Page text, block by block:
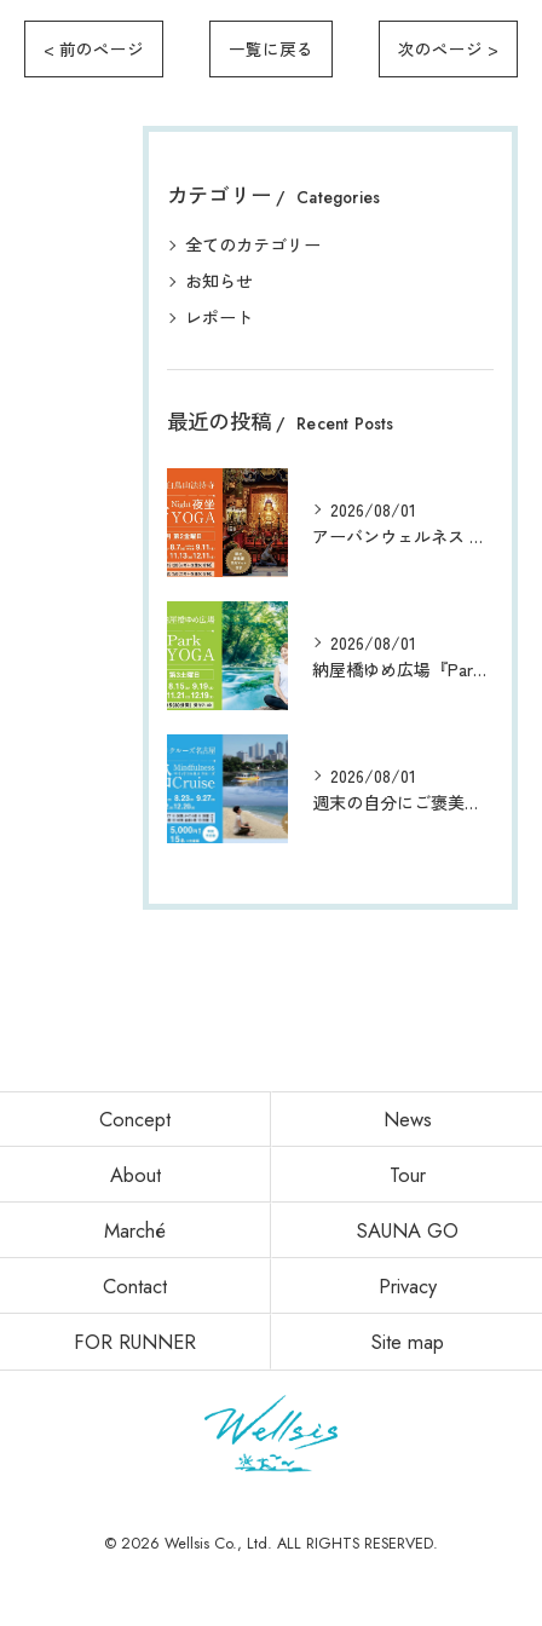
< 前のページ 一覧に戻る 次のページ >
カテゴリー
Categories
全てのカテゴリー
お知らせ
レポート
最近の投稿 Recent Posts
2026/08/01
アーバンウェルネス 都会のオアシス® 白鳥山法持寺 『Night夜坐 寺YOGA』
2026/08/01
納屋橋ゆめ広場『Park朝YOGA』
2026/08/01
週末の自分にご褒美を 〜五感でリフレッシュする都会のオアシス®︎ 船 | 『マインドフルネスクルーズ』 ｘ Wellness Trip
Concept
News
About
Tour
Marché
SAUNA GO
Contact
Privacy
FOR RUNNER
Site map
© 2026 Wellsis Co., Ltd. ALL RIGHTS RESERVED.